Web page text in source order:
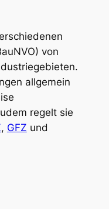
von
allgemein
regelt sie
, GFZ und